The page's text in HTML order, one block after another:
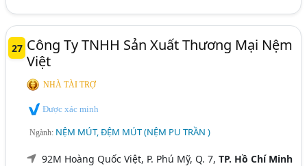
27 Công Ty TNHH Sản Xuất Thương Mại Nệm
Việt
NHÀ TÀI TRỢ
Được xác minh
Ngành: NỆM MÚT, ĐỆM MÚT (NỆM PU TRẦN )
92M Hoàng Quốc Việt, P. Phú Mỹ, Q. 7,TP. Hồ Chí Minh